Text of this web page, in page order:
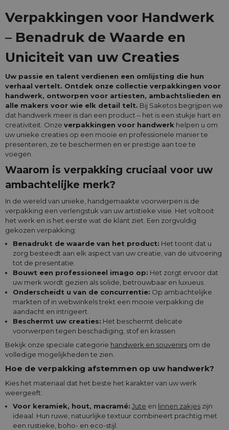
Verpakkingen voor Handwerk
– Benadruk de Waarde en
Uniciteit van uw Creaties
Uw passie en talent verdienen een omlijsting die hun
verhaal vertelt. Ontdek onze collectie verpakkingen voor
handwerk, ontworpen voor artiesten, ambachtslieden en
alle makers voor wie elk detail telt. Bij Saketos begrijpen we
dat handwerk meer is dan een product – het is een stukje hart en
creativiteit. Onze verpakkingen voor handwerk helpen u om
uw unieke creaties op een mooie en professionele manier te
presenteren, ze te beschermen en er prestige aan toe te
voegen.
Waarom is verpakking cruciaal voor uw
ambachtelijke merk?
In de wereld van unieke, handgemaakte voorwerpen is de
verpakking een verlengstuk van uw artistieke visie. Het voltooit
het werk en is het eerste wat de klant ziet. Een zorgvuldig
gekozen verpakking:
Benadrukt de waarde van het product: Het toont dat u
zorg besteedt aan elk aspect van uw creatie, van de uitvoering
tot de presentatie.
Bouwt een professioneel imago op: Het zorgt ervoor dat
uw merk wordt gezien als solide, betrouwbaar en luxueus.
Onderscheidt u van de concurrentie: Op ambachtelijke
markten of in webwinkels trekt een mooie verpakking de
aandacht en intrigeert.
Beschermt uw creaties: Het beschermt delicate
voorwerpen tegen beschadiging, stof en krassen.
Bekijk onze speciale categorie handwerk en souvenirs om de
volledige mogelijkheden te zien.
Hoe de verpakking afstemmen op uw handwerk?
Kies het materiaal dat het beste het karakter van uw werk
weergeeft:
Voor keramiek, hout, macramé: Jute en linnen zakjes zijn
ideaal. Hun ruwe, natuurlijke textuur combineert prachtig met
een rustieke, boho- en eco-stijl.